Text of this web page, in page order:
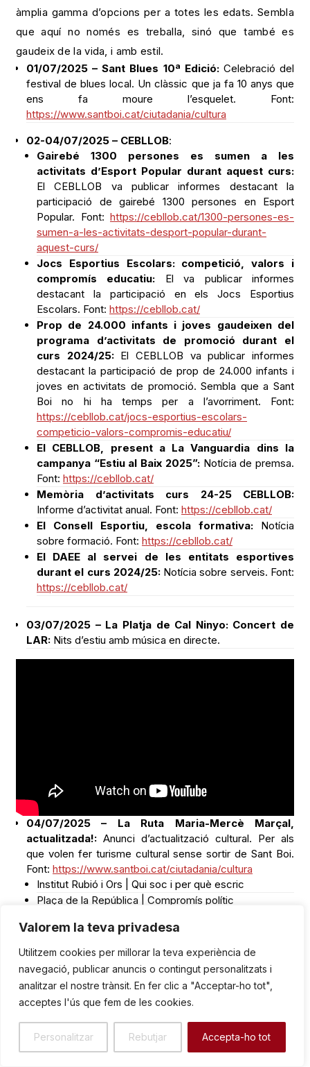
Valorem la teva privadesa
Utilitzem cookies per millorar la teva experiència de
navegació, publicar anuncis o contingut personalitzats i
analitzar el nostre trànsit. En fer clic a "Acceptar-ho tot",
acceptes l'ús que fem de les cookies.
Personalitzar Rebutjar Accepta-ho tot
àmplia gamma d’opcions per a totes les edats. Sembla
que aquí no només es treballa, sinó que també es
gaudeix de la vida, i amb estil.
01/07/2025 – Sant Blues 10ª Edició:Celebració del
festival de blues local. Un clàssic que ja fa 10 anys que
ens fa moure l’esquelet. Font:
https://www.santboi.cat/ciutadania/cultura
02-04/07/2025 – CEBLLOB:
Gairebé 1300 persones es sumen a les
activitats d’Esport Popular durant aquest curs:
El CEBLLOB va publicar informes destacant la
participació de gairebé 1300 persones en Esport
Popular. Font: https://cebllob.cat/1300-persones-es-
sumen-a-les-activitats-desport-popular-durant-
aquest-curs/
Jocs Esportius Escolars: competició, valors i
compromís educatiu: El va publicar informes
destacant la participació en els Jocs Esportius
Escolars. Font: https://cebllob.cat/
Prop de 24.000 infants i joves gaudeixen del
programa d’activitats de promoció durant el
curs 2024/25:El CEBLLOB va publicar informes
destacant la participació de prop de 24.000 infants i
joves en activitats de promoció. Sembla que a Sant
Boi no hi ha temps per a l’avorriment. Font:
https://cebllob.cat/jocs-esportius-escolars-
competicio-valors-compromis-educatiu/
El CEBLLOB, present a La Vanguardia dins la
campanya “Estiu al Baix 2025”:Notícia de premsa.
Font: https://cebllob.cat/
Memòria d’activitats curs 24-25 CEBLLOB:
Informe d’activitat anual. Font: https://cebllob.cat/
El Consell Esportiu, escola formativa: Notícia
sobre formació. Font: https://cebllob.cat/
El DAEE al servei de les entitats esportives
durant el curs 2024/25:Notícia sobre serveis. Font:
https://cebllob.cat/
03/07/2025 – La Platja de Cal Ninyo: Concert de
LAR: Nits d’estiu amb música en directe.
04/07/2025 – La Ruta Maria-Mercè Marçal,
actualitzada!: Anunci d’actualització cultural. Per als
que volen fer turisme cultural sense sortir de Sant Boi.
Font: https://www.santboi.cat/ciutadania/cultura
Institut Rubió i Ors | Qui soc i per què escric
Plaça de la República | Compromís polític
Plaça de Montserrat Roig| Feminisme i sororitat
Passeig de les mimoses| Infància i natura
Escola bressol La Mercè | Embaràs i maternitat
Plaça de la Mercè Rodoreda | Mercè Rodoreda i el
Jardins de Maria-Mercè Marçal | Una vida, una mort
El novè punt: itinerant entre els vuit punts de la ruta:
Una cambra pròpia | Constel·lació Maria-Mercè